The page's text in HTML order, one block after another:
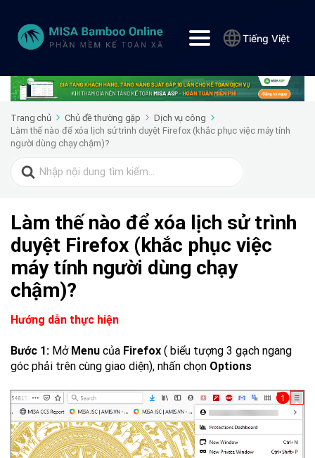
Tiếng Việt
Trang chủ Chủ đề thường gặp
Dịch vụ công
Làm thế nào để xóa lịch sử trình duyệt Firefox (khắc phục việc máy tính
người dùng chạy chậm)?
Search
for:
Làm thế nào để xóa lịch sử trình
duyệt Firefox (khắc phục việc
máy tính người dùng chạy
chậm)?
Hướng dẫn thực hiện
Bước 1: Mở Menu của Firefox ( biểu tượng 3 gạch ngang
góc phải trên cùng giao diện), nhấn chọn Options